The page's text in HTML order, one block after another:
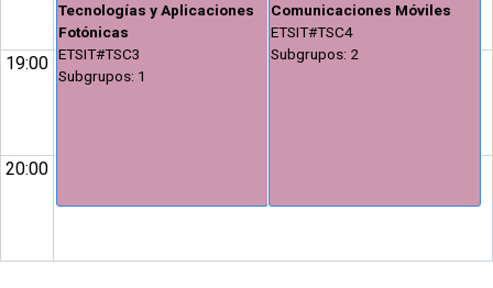
19:00
20:00
Tecnologías y Aplicaciones
Fotónicas
ETSIT#TSC3
Subgrupos: 1
Comunicaciones Móviles
ETSIT#TSC4
Subgrupos: 2